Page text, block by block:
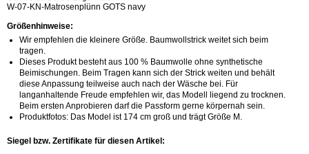
W-07-KN-Matrosenplünn GOTS navy
Größenhinweise:
Wir empfehlen die kleinere Größe. Baumwollstrick weitet sich beim
tragen.
Dieses Produkt besteht aus 100 % Baumwolle ohne synthetische
Beimischungen. Beim Tragen kann sich der Strick weiten und behält
diese Anpassung teilweise auch nach der Wäsche bei. Für
langanhaltende Freude empfehlen wir, das Modell liegend zu trocknen.
Beim ersten Anprobieren darf die Passform gerne körpernah sein.
Produktfotos: Das Model ist 174 cm groß und trägt Größe M.
Siegel bzw. Zertifikate für diesen Artikel: